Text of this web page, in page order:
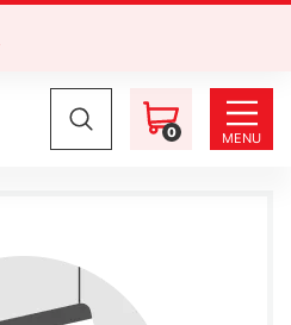
0 MENU